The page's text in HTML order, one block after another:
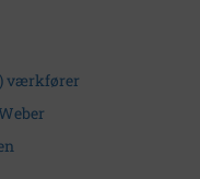
værkfører